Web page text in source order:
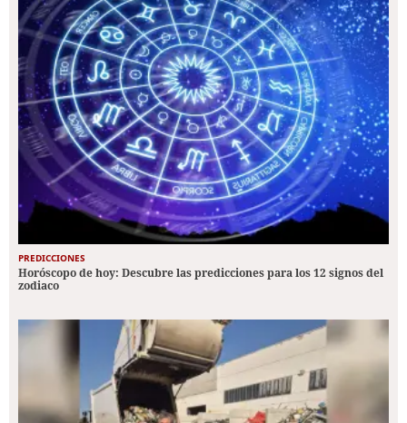
PREDICCIONES
Horóscopo de hoy: Descubre las predicciones para los 12 signos del
zodiaco